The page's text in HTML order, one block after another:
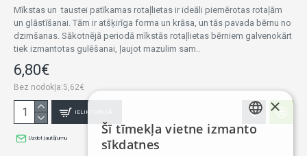
Mīkstas un taustei patīkamas rotaļlietas ir ideāli piemērotas rotaļām
un glāstīšanai. Tām ir atšķirīga forma un krāsa, un tās pavada bērnu no
dzimšanas. Sākotnējā periodā mīkstās rotaļlietas bērniem galvenokārt
tiek izmantotas gulēšanai, ļaujot mazulim sam..
6,80€
Bez nodokļa:5,62€
IELIKT GROZĀ
Uzdot jautājumu
LATVIAN
×
Šī tīmekļa vietne izmanto
sīkdatnes